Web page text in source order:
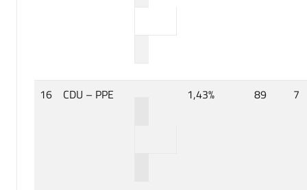
16 CDU – PPE 1,43% 89 7